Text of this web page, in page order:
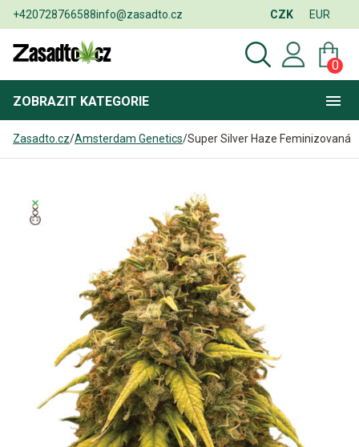
+420728766588info@zasadto.cz CZK EUR
0
ZOBRAZIT KATEGORIE
Zasadto.cz/Amsterdam Genetics/Super Silver Haze Feminizovaná